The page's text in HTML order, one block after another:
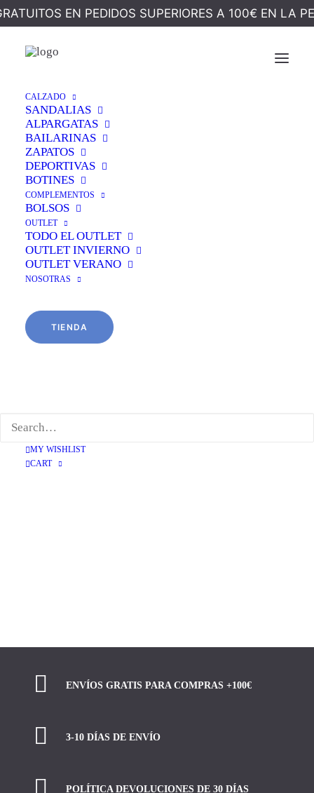
EN PEDIDOS SUPERIORES A 100€ EN LA
CALZADO
SANDALIAS
ALPARGATAS
BAILARINAS
ZAPATOS
DEPORTIVAS
BOTINES
COMPLEMENTOS
BOLSOS
OUTLET
TODO EL OUTLET
OUTLET INVIERNO
OUTLET VERANO
NOSOTRAS
TIENDA
MY WISHLIST
CART
Nothing Found
It seems we can’t find what you’re looking for.
Perhaps searching can help.
ENVÍOS GRATIS PARA COMPRAS +100€
3-10 DÍAS DE ENVÍO
POLÍTICA DEVOLUCIONES DE 30 DÍAS